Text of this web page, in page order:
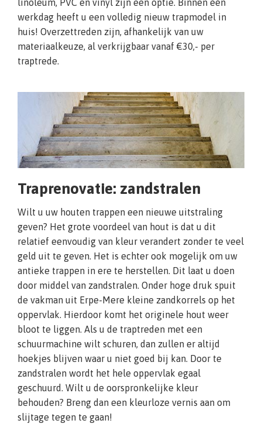
linoleum, PVC en vinyl zijn een optie. Binnen één
werkdag heeft u een volledig nieuw trapmodel in
huis! Overzettreden zijn, afhankelijk van uw
materiaalkeuze, al verkrijgbaar vanaf €30,- per
traptrede.
Traprenovatie: zandstralen
Wilt u uw houten trappen een nieuwe uitstraling
geven? Het grote voordeel van hout is dat u dit
relatief eenvoudig van kleur verandert zonder te veel
geld uit te geven. Het is echter ook mogelijk om uw
antieke trappen in ere te herstellen. Dit laat u doen
door middel van zandstralen. Onder hoge druk spuit
de vakman uit Erpe-Mere kleine zandkorrels op het
oppervlak. Hierdoor komt het originele hout weer
bloot te liggen. Als u de traptreden met een
schuurmachine wilt schuren, dan zullen er altijd
hoekjes blijven waar u niet goed bij kan. Door te
zandstralen wordt het hele oppervlak egaal
geschuurd. Wilt u de oorspronkelijke kleur
behouden? Breng dan een kleurloze vernis aan om
slijtage tegen te gaan!